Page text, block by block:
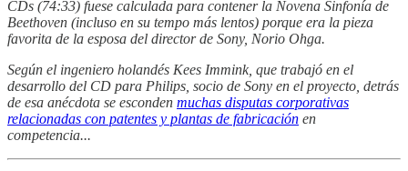
CDs (74:33) fuese calculada para contener la Novena Sinfonía de
Beethoven (incluso en su tempo más lentos) porque era la pieza
favorita de la esposa del director de Sony, Norio Ohga.
Según el ingeniero holandés Kees Immink, que trabajó en el
desarrollo del CD para Philips, socio de Sony en el proyecto, detrás
de esa anécdota se esconden muchas disputas corporativas
relacionadas con patentes y plantas de fabricación en
competencia...